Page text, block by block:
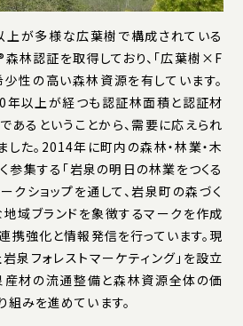
上が多様な広葉樹で構成されている
林認証を取得しており、「広葉樹×F
性の高い森林資源を有しています。
年以上が経つも認証林面積と認証材
るということから、需要に応えられ
た。2014年に町内の森林・林業・木
集する「岩泉の明日の林業をつくる
クショップを通して、岩泉町の森づく
地域ブランドを象徴するマークを作成
携強化と情報発信を行っています。現
泉フォレストマーケティング」を設立
産材の流通整備と森林資源全体の価
みを進めています。